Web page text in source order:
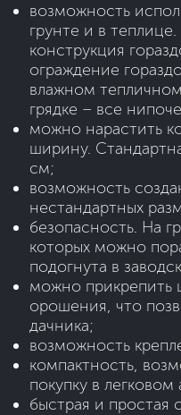
возможность
грунте и в
конструкция
ограждение
влажном
грядке – все
можно нарастить
ширину.
см;
возможность
нестандартных
безопасность. На
которых можно
подогнута в
можно прикрепить
орошения, что
дачника;
возможность
компактность,
покупку в
быстрая и простая